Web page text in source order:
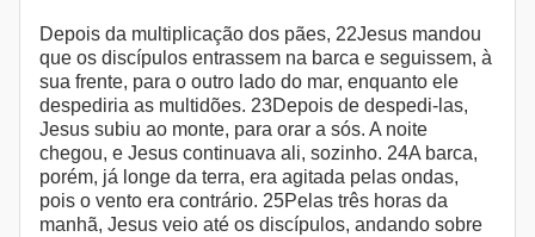
Depois da multiplicação dos pães, 22Jesus mandou
que os discípulos entrassem na barca e seguissem, à
sua frente, para o outro lado do mar, enquanto ele
despediria as multidões. 23Depois de despedi-las,
Jesus subiu ao monte, para orar a sós. A noite
chegou, e Jesus continuava ali, sozinho. 24A barca,
porém, já longe da terra, era agitada pelas ondas,
pois o vento era contrário. 25Pelas três horas da
manhã, Jesus veio até os discípulos, andando sobre